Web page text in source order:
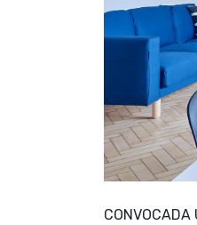
CONVOCADA